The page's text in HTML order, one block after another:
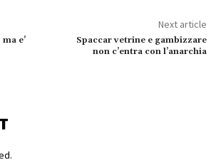
e’
Next article
Spaccar vetrine e gambizzare
non c’entra con l’anarchia